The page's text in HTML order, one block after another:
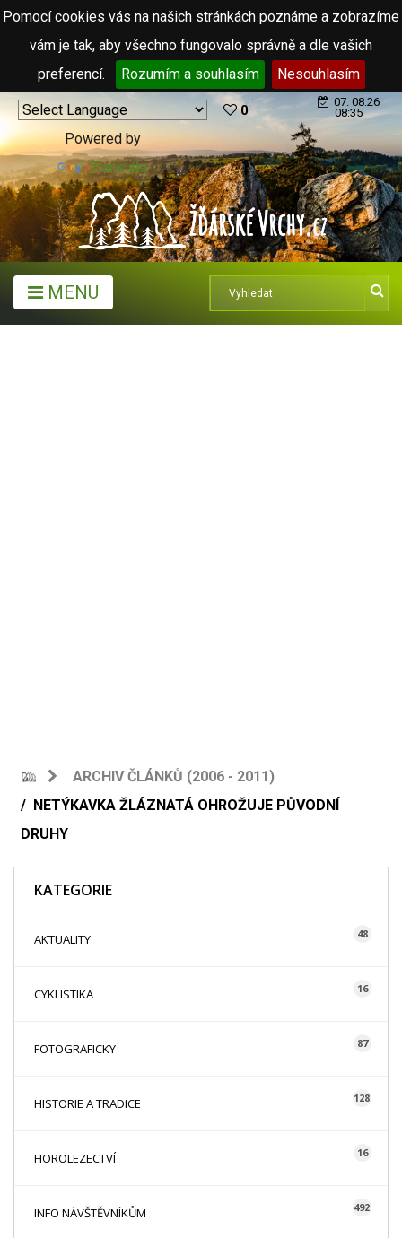
Pomocí cookies vás na našich stránkách poznáme a zobrazíme
vám je tak, aby všechno fungovalo správně a dle vašich
preferencí.
Rozumím a souhlasím Nesouhlasím
Powered by
Translate
0
07. 08.26
08:35
MENU
ARCHIV ČLÁNKŮ (2006 - 2011)
NETÝKAVKA ŽLÁZNATÁ OHROŽUJE PŮVODNÍ
DRUHY
KATEGORIE
AKTUALITY 48
CYKLISTIKA 16
FOTOGRAFICKY 87
HISTORIE A TRADICE 128
HOROLEZECTVÍ 16
INFO NÁVŠTĚVNÍKŮM 492